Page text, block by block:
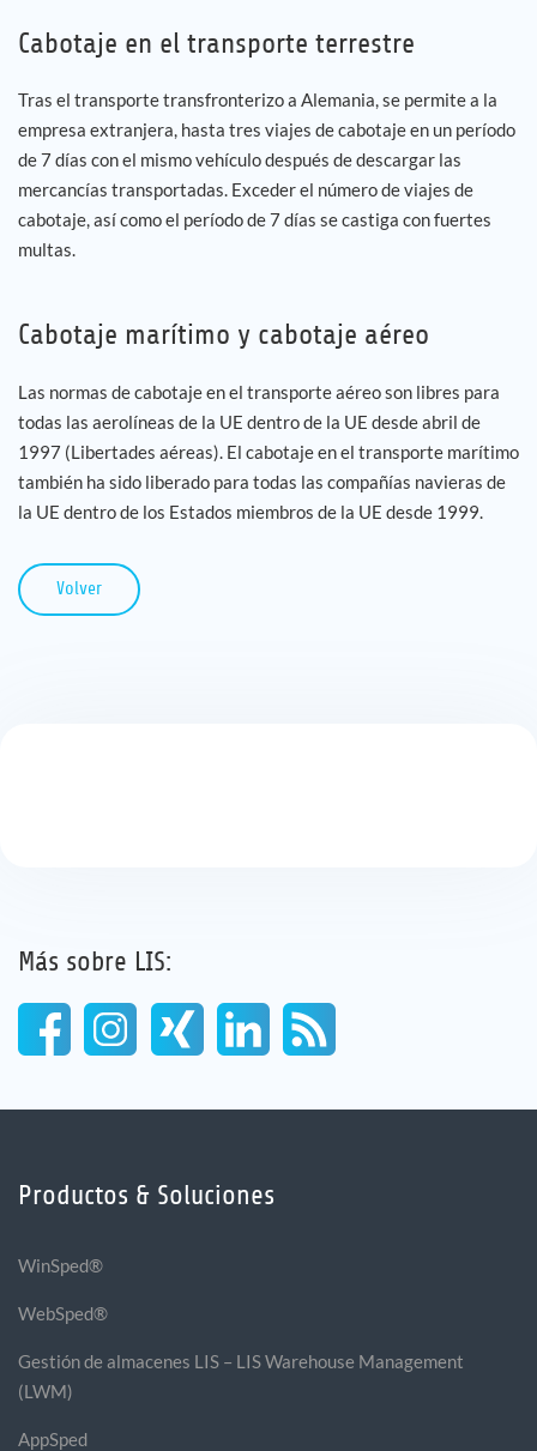
Cabotaje en el transporte terrestre
Tras el transporte transfronterizo a Alemania, se permite a la
empresa extranjera, hasta tres viajes de cabotaje en un período
de 7 días con el mismo vehículo después de descargar las
mercancías transportadas. Exceder el número de viajes de
cabotaje, así como el período de 7 días se castiga con fuertes
multas.
Cabotaje marítimo y cabotaje aéreo
Las normas de cabotaje en el transporte aéreo son libres para
todas las aerolíneas de la UE dentro de la UE desde abril de
1997 (Libertades aéreas). El cabotaje en el transporte marítimo
también ha sido liberado para todas las compañías navieras de
la UE dentro de los Estados miembros de la UE desde 1999.
Volver
Más sobre LIS:
Productos & Soluciones
WinSped®
WebSped®
Gestión de almacenes LIS – LIS Warehouse Management
(LWM)
AppSped